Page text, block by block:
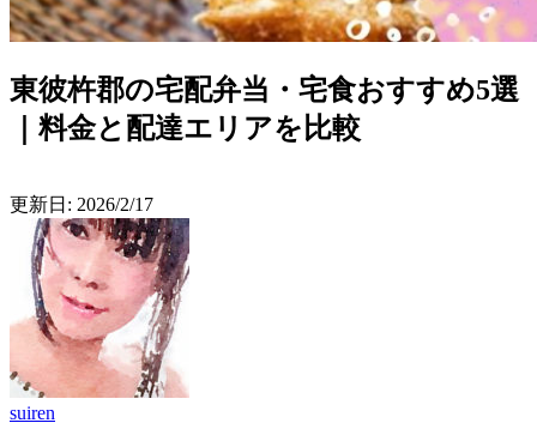
東彼杵郡の宅配弁当・宅食おすすめ5選
｜料金と配達エリアを比較
更新日: 2026/2/17
suiren